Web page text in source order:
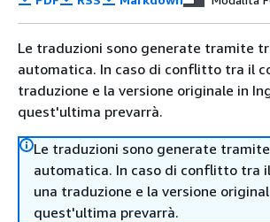
Le traduzioni sono generate tramite
automatica. In caso di conflitto tra il
traduzione e la versione originale in
quest'ultima prevarrà.
Le traduzioni sono generate
automatica. In caso di conflitto tra
una traduzione e la versione
quest'ultima prevarrà.